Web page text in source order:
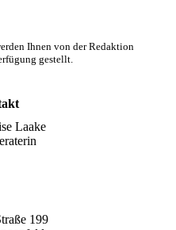
Ihnen von der Redaktion
gestellt.
Laake
199